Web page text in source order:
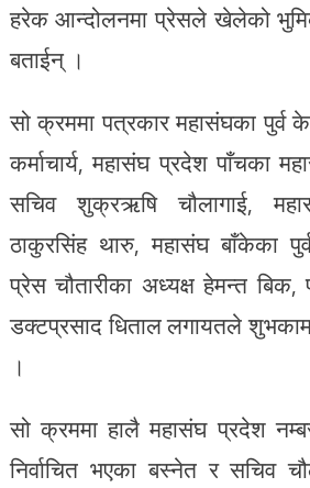
हरेक आन्दोलनमा प्रेसले खेलेको
बताईन् ।
सो क्रममा पत्रकार महासंघका पुर्व
कर्माचार्य, महासंघ प्रदेश पाँचका
सचिव शुक्रऋषि चौलागाई,
ठाकुरसिंह थारु, महासंघ बाँकेका
प्रेस चौतारीका अध्यक्ष हेमन्त
डक्टप्रसाद धिताल लगायतले
।
सो क्रममा हालै महासंघ प्रदेश
निर्वाचित भएका बस्नेत र सचिव